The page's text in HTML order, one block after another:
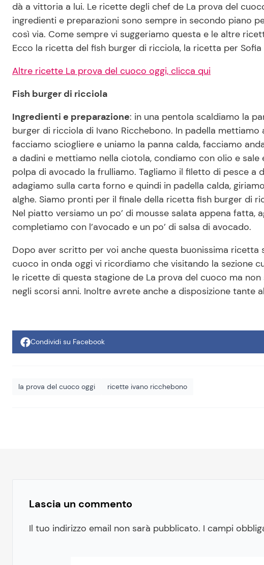
dà a vittoria a lui. Le ricette degli chef de La prova del
ingredienti e preparazioni sono sempre in secondo piano
così via. Come sempre vi suggeriamo questa e le altre
Ecco la ricetta del fish burger di ricciola, la ricetta per Sofia
Altre ricette La prova del cuoco oggi, clicca qui
Fish burger di ricciola
Ingredienti e preparazione: in una pentola scaldiamo la
burger di ricciola di Ivano Ricchebono. In padella mettiamo
facciamo sciogliere e uniamo la panna calda, facciamo
a dadini e mettiamo nella ciotola, condiamo con olio e
polpa di avocado la frulliamo. Tagliamo il filetto di pesce a
adagiamo sulla carta forno e quindi in padella calda,
alghe. Siamo pronti per il finale della ricetta fish burger di
Nel piatto versiamo un po’ di mousse salata appena fatta,
completiamo con l’avocado e un po’ di salsa di avocado.
Dopo aver scritto per voi anche questa buonissima ricetta
cuoco in onda oggi vi ricordiamo che visitando la sezione
le ricette di questa stagione de La prova del cuoco ma
negli scorsi anni. Inoltre avrete anche a disposizione tante
Condividi su Facebook
la prova del cuoco oggi ricette ivano ricchebono
Lascia un commento
Il tuo indirizzo email non sarà pubblicato. I campi